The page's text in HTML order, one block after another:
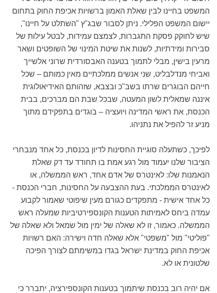
המשפט בחיינו לבין שאלת האמון ברשויות אכיפת החוק בתחום
יישום המשפט הפלילי. ניתן לסבור שבג"ץ "השתלט על חיינו",
שיש לחוקק פסקת התגברות, לצמצם עמידות, לבטל עילות של
סבירות ומידתיות, לשנות את שיטת המינוי של השופטים ושאר
מרעין בישין, מבלי לתמוך בטענה האבסורדית שרוני אלשייך
ואביחי מנדלבליט, שני אנשים ממלכתיים מאין כמותם – שכל
חייהם הבוגרים שרתו בשב"כ ובצבא, שזהותם האידיאולוגית
איננה שמאלית לשון המעטה, שבכל שבת הם מברכים, בבית
הכנסת, את ראשי המדינה ויועציה – בוגדים בתפקידם מתוך
מניע זר להפיל את נתניהו.
לפיכך, כשתעלה סוגיית החסינות לדיון בכנסת, כל אחד מנבחרי
הציבור שלנו יעמוד מול רגע אמת בו תחודד עד דק שאלת
הנאמנות שלו: לאינטרס של אדם אחד, ראש הממשלה, או
לאינטרס הממלכתי. בעת ההצבעה על החסינות, חברי הכנסת -
כל אחד אישית - מתפקדים כגורם מעין שיפוטי שאמור לקבוע
עמדה ביחס לאמיתות הטענות הקונספירטיביות שמעלה ראש
הממשלה. כאמור, זו לא שאלה של ימין מול שמאל ולא שאלה של
"פוליטי" מול "משפטי" אלא שאלה חדה וישירה: האם רשויות
אכיפת החוק במדינת ישראל בגדו במשימתם לצורך הפיכה
שלטונית או לא.
אם יהיה רוב בכנסת שיתמוך בטענות הקונספירציה, יתברר כי